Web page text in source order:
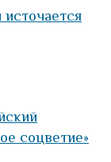
соцветие»